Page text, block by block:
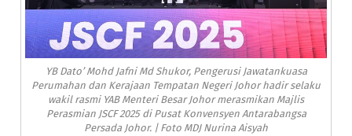
YB Dato’ Mohd Jafni Md Shukor, Pengerusi Jawatankuasa
Perumahan dan Kerajaan Tempatan Negeri Johor hadir selaku
wakil rasmi YAB Menteri Besar Johor merasmikan Majlis
Perasmian JSCF 2025 di Pusat Konvensyen Antarabangsa
Persada Johor. | Foto MDJ Nurina Aisyah